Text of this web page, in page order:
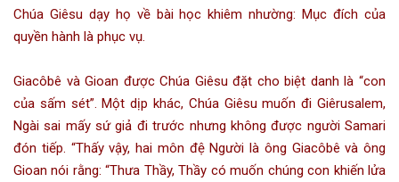
Chúa Giêsu dạy họ về bài học khiêm nhường: Mục đích của
quyền hành là phục vụ.
Giacôbê và Gioan được Chúa Giêsu đặt cho biệt danh là “con
của sấm sét”. Một dịp khác, Chúa Giêsu muốn đi Giêrusalem,
Ngài sai mấy sứ giả đi trước nhưng không được người Samari
đón tiếp. “Thấy vậy, hai môn đệ Người là ông Giacôbê và ông
Gioan nói rằng: “Thưa Thầy, Thầy có muốn chúng con khiến lửa